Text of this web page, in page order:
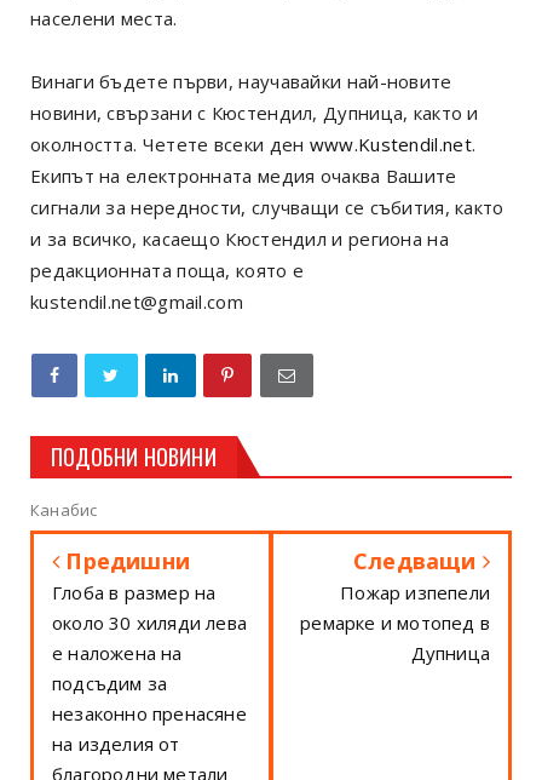
населени места.
Винаги бъдете първи, научавайки най-новите
новини, свързани с Кюстендил, Дупница, както и
околността. Четете всеки ден www.Kustendil.net.
Екипът на електронната медия очаква Вашите
сигнали за нередности, случващи се събития, както
и за всичко, касаещо Кюстендил и региона на
редакционната поща, която е
kustendil.net@gmail.com
ПОДОБНИ НОВИНИ
Канабис
Предишни
Глоба в размер на
около 30 хиляди лева
е наложена на
подсъдим за
незаконно пренасяне
на изделия от
благородни метали
Следващи
Пожар изпепели
ремарке и мотопед в
Дупница